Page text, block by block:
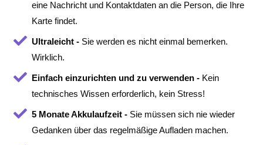
eine Nachricht und Kontaktdaten an die Person, die Ihre
Karte findet.
Ultraleicht -Sie werden es nicht einmal bemerken.
Wirklich.
Einfach einzurichten und zu verwenden -Kein
technisches Wissen erforderlich, kein Stress!
5 Monate Akkulaufzeit -Sie müssen sich nie wieder
Gedanken über das regelmäßige Aufladen machen.